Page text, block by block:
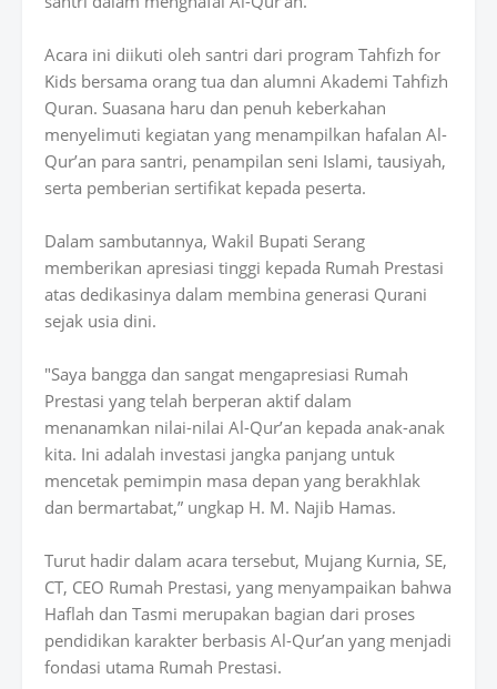
Acara ini diikuti oleh santri dari program Tahfizh for
Kids bersama orang tua dan alumni Akademi Tahfizh
Quran. Suasana haru dan penuh keberkahan
menyelimuti kegiatan yang menampilkan hafalan Al-
Qur’an para santri, penampilan seni Islami, tausiyah,
serta pemberian sertifikat kepada peserta.
Dalam sambutannya, Wakil Bupati Serang
memberikan apresiasi tinggi kepada Rumah Prestasi
atas dedikasinya dalam membina generasi Qurani
sejak usia dini.
"Saya bangga dan sangat mengapresiasi Rumah
Prestasi yang telah berperan aktif dalam
menanamkan nilai-nilai Al-Qur’an kepada anak-anak
kita. Ini adalah investasi jangka panjang untuk
mencetak pemimpin masa depan yang berakhlak
dan bermartabat,” ungkap H. M. Najib Hamas.
Turut hadir dalam acara tersebut, Mujang Kurnia, SE,
CT, CEO Rumah Prestasi, yang menyampaikan bahwa
Haflah dan Tasmi merupakan bagian dari proses
pendidikan karakter berbasis Al-Qur’an yang menjadi
fondasi utama Rumah Prestasi.